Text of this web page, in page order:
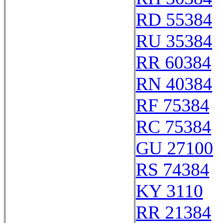
RD 55384
RU 35384
RR 60384
RN 40384
RF 75384
RC 75384
GU 27100
RS 74384
KY 3110
RR 21384